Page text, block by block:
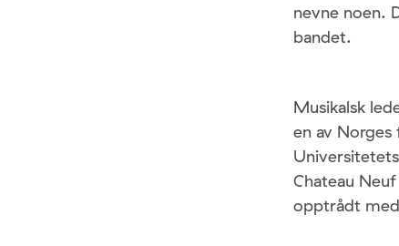
nevne noen.
bandet.
Musikalsk
en av
Chateau
opptrådt med